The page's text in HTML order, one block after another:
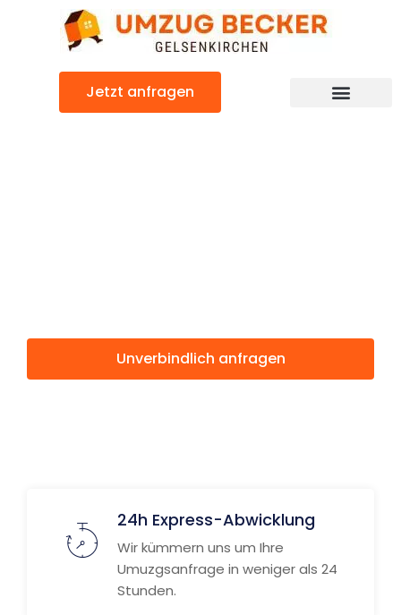
Jetzt anfragen
Unverbindlich anfragen
24h Express-Abwicklung
Wir kümmern uns um Ihre
Umuzgsanfrage in weniger als 24
Stunden.